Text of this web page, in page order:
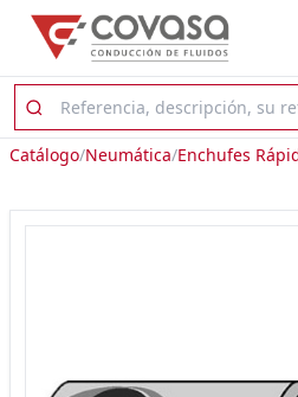
Catálogo/Neumática/Enchufes